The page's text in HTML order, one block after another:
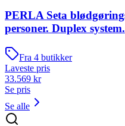
PERLA Seta
personer. Duplex system.
Fra 4 butikker
Laveste pris
33.569 kr
Se pris
Se alle